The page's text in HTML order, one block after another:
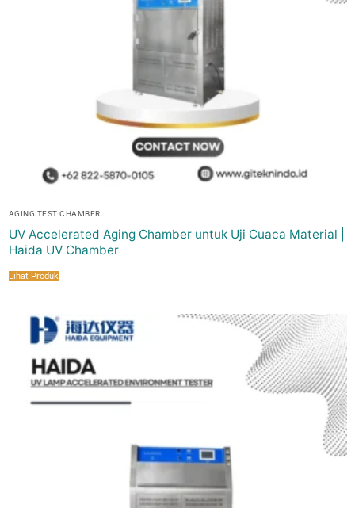
AGING TEST CHAMBER
UV Accelerated Aging Chamber untuk Uji Cuaca Material |
Haida UV Chamber
Lihat Produk